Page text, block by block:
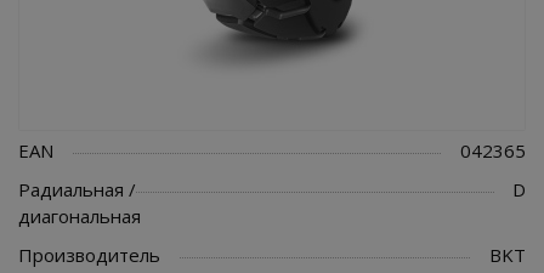
EAN
042365
Радиальная /
диагональная
D
Производитель
BKT